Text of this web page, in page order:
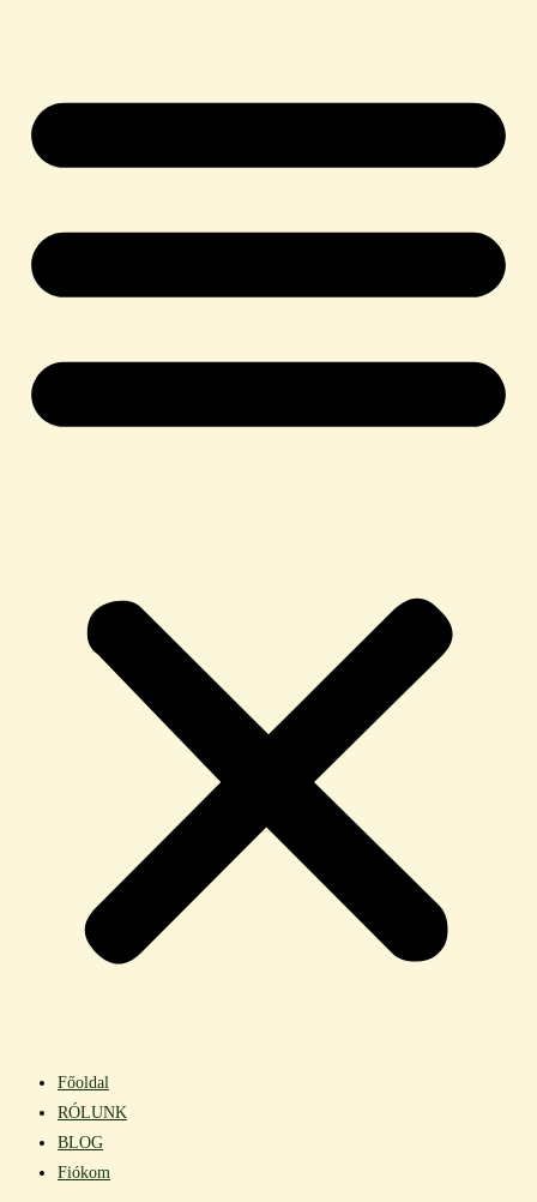
Főoldal
RÓLUNK
BLOG
Fiókom